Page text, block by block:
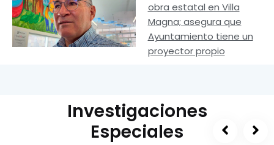
obra estatal en Villa
Magna; asegura que
Ayuntamiento tiene un
proyector propio
Investigaciones
Especiales